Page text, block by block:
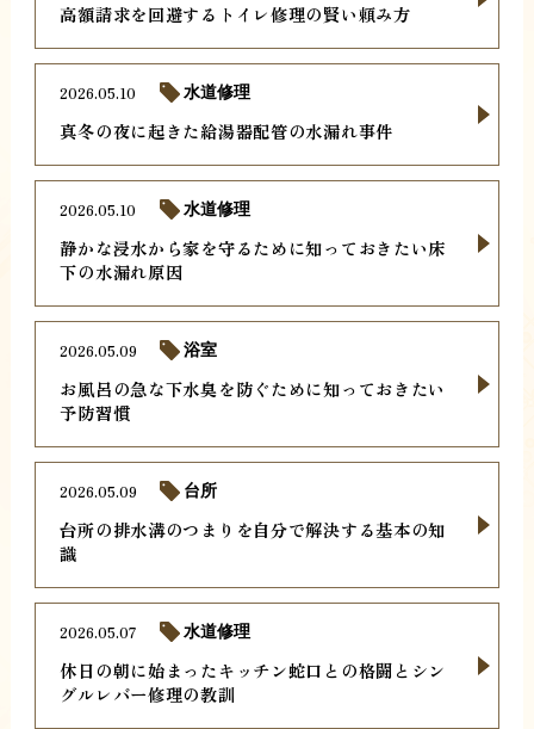
高額請求を回避するトイレ修理の賢い頼み方
真冬の夜に起きた給湯器配管の水漏れ事件
2026.05.10 水道修理
静かな浸水から家を守るために知っておきたい床
下の水漏れ原因
2026.05.10 水道修理
お風呂の急な下水臭を防ぐために知っておきたい
予防習慣
2026.05.09 浴室
台所の排水溝のつまりを自分で解決する基本の知
識
2026.05.09 台所
休日の朝に始まったキッチン蛇口との格闘とシン
グルレバー修理の教訓
2026.05.07 水道修理